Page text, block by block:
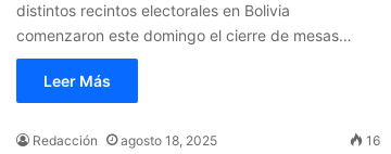
distintos recintos electorales en Bolivia
comenzaron este domingo el cierre de mesas…
Leer Más
Redacción agosto 18, 2025 16